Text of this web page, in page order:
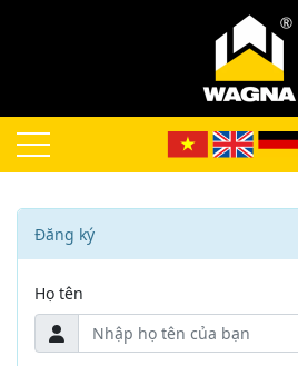
Đăng ký
Họ tên